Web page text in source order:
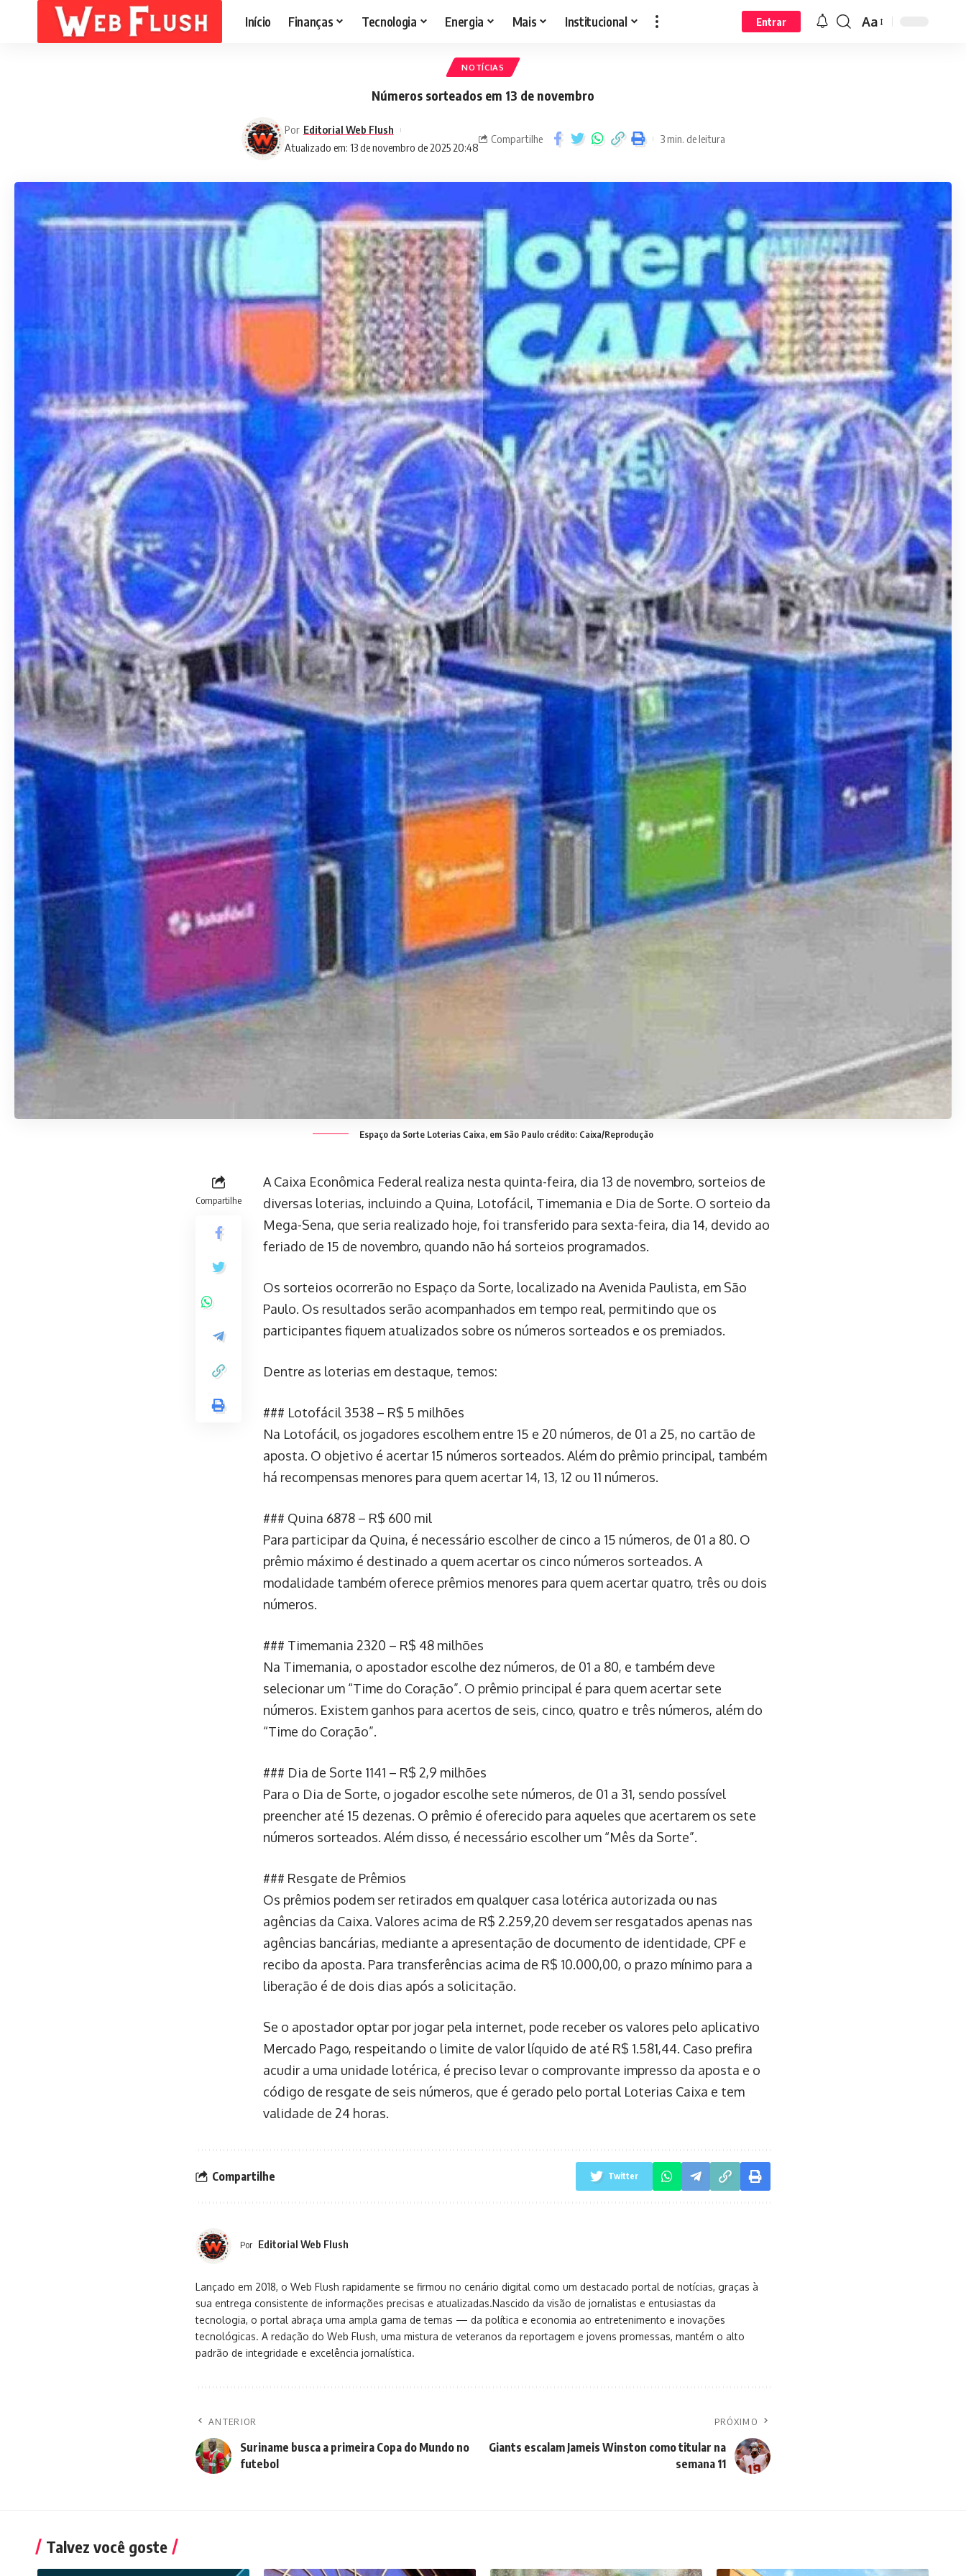
Início Finanças Tecnologia Energia Mais Institucional Entrar Aa
NOTÍCIAS
Números sorteados em 13 de novembro
Atualizado em: 13 de novembro de 2025 20:48
Por Editorial Web Flush
Compartilhe 3 min. de leitura
Espaço da Sorte Loterias Caixa, em São Paulo crédito: Caixa/Reprodução
Compartilhe
A Caixa Econômica Federal realiza nesta quinta-feira, dia 13 de novembro, sorteios de
diversas loterias, incluindo a Quina, Lotofácil, Timemania e Dia de Sorte. O sorteio da
Mega-Sena, que seria realizado hoje, foi transferido para sexta-feira, dia 14, devido ao
feriado de 15 de novembro, quando não há sorteios programados.
Os sorteios ocorrerão no Espaço da Sorte, localizado na Avenida Paulista, em São
Paulo. Os resultados serão acompanhados em tempo real, permitindo que os
participantes fiquem atualizados sobre os números sorteados e os premiados.
Dentre as loterias em destaque, temos:
### Lotofácil 3538 – R$ 5 milhões
Na Lotofácil, os jogadores escolhem entre 15 e 20 números, de 01 a 25, no cartão de
aposta. O objetivo é acertar 15 números sorteados. Além do prêmio principal, também
há recompensas menores para quem acertar 14, 13, 12 ou 11 números.
### Quina 6878 – R$ 600 mil
Para participar da Quina, é necessário escolher de cinco a 15 números, de 01 a 80. O
prêmio máximo é destinado a quem acertar os cinco números sorteados. A
modalidade também oferece prêmios menores para quem acertar quatro, três ou dois
números.
### Timemania 2320 – R$ 48 milhões
Na Timemania, o apostador escolhe dez números, de 01 a 80, e também deve
selecionar um “Time do Coração”. O prêmio principal é para quem acertar sete
números. Existem ganhos para acertos de seis, cinco, quatro e três números, além do
“Time do Coração”.
### Dia de Sorte 1141 – R$ 2,9 milhões
Para o Dia de Sorte, o jogador escolhe sete números, de 01 a 31, sendo possível
preencher até 15 dezenas. O prêmio é oferecido para aqueles que acertarem os sete
números sorteados. Além disso, é necessário escolher um “Mês da Sorte”.
### Resgate de Prêmios
Os prêmios podem ser retirados em qualquer casa lotérica autorizada ou nas
agências da Caixa. Valores acima de R$ 2.259,20 devem ser resgatados apenas nas
agências bancárias, mediante a apresentação de documento de identidade, CPF e
recibo da aposta. Para transferências acima de R$ 10.000,00, o prazo mínimo para a
liberação é de dois dias após a solicitação.
Se o apostador optar por jogar pela internet, pode receber os valores pelo aplicativo
Mercado Pago, respeitando o limite de valor líquido de até R$ 1.581,44. Caso prefira
acudir a uma unidade lotérica, é preciso levar o comprovante impresso da aposta e o
código de resgate de seis números, que é gerado pelo portal Loterias Caixa e tem
validade de 24 horas.
Compartilhe Twitter
Por Editorial Web Flush
Lançado em 2018, o Web Flush rapidamente se firmou no cenário digital como um destacado portal de notícias, graças à
sua entrega consistente de informações precisas e atualizadas.Nascido da visão de jornalistas e entusiastas da
tecnologia, o portal abraça uma ampla gama de temas — da política e economia ao entretenimento e inovações
tecnológicas. A redação do Web Flush, uma mistura de veteranos da reportagem e jovens promessas, mantém o alto
padrão de integridade e excelência jornalística.
ANTERIOR
Suriname busca a primeira Copa do Mundo no
futebol
PRÓXIMO
Giants escalam Jameis Winston como titular na
semana 11
Talvez você goste